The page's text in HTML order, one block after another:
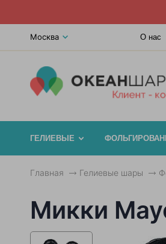
Москва О нас
ГЕЛИЕВЫЕ
Главная Гелиевые шары
Микки